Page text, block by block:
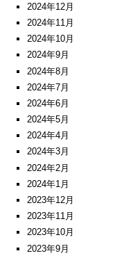
2024年12月
2024年11月
2024年10月
2024年9月
2024年8月
2024年7月
2024年6月
2024年5月
2024年4月
2024年3月
2024年2月
2024年1月
2023年12月
2023年11月
2023年10月
2023年9月